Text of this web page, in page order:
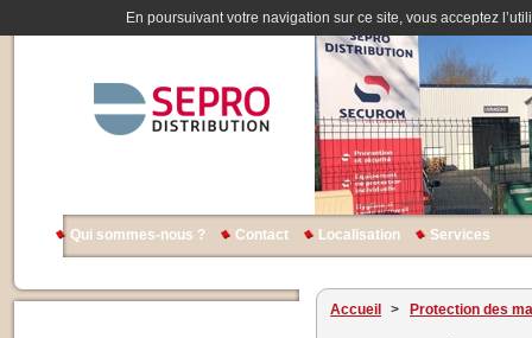
En poursuivant votre navigation sur ce site, vous acceptez
Qui sommes-nous ? Contact Localisation Services
Accueil > Protection des